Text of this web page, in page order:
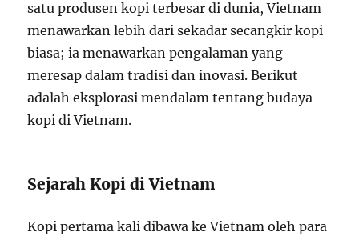
satu produsen kopi terbesar di dunia, Vietnam
menawarkan lebih dari sekadar secangkir kopi
biasa; ia menawarkan pengalaman yang
meresap dalam tradisi dan inovasi. Berikut
adalah eksplorasi mendalam tentang budaya
kopi di Vietnam.
Sejarah Kopi di Vietnam
Kopi pertama kali dibawa ke Vietnam oleh para